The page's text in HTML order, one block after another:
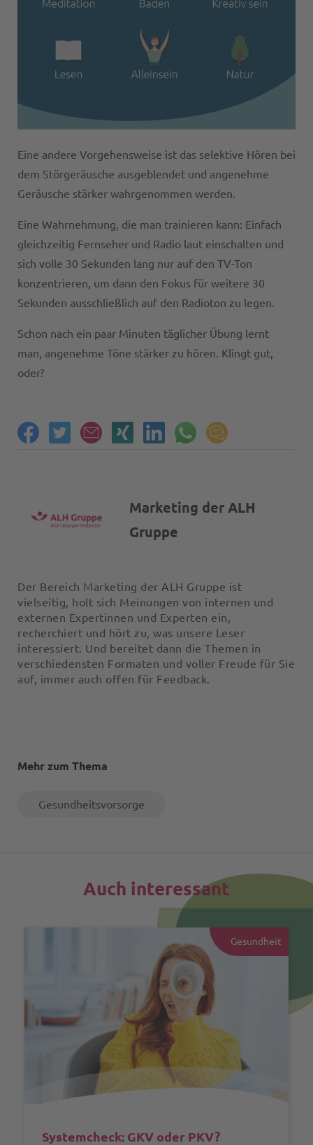
Eine andere Vorgehensweise ist das selektive Hören bei
dem Störgeräusche ausgeblendet und angenehme
Geräusche stärker wahrgenommen werden.
Eine Wahrnehmung, die man trainieren kann: Einfach
gleichzeitig Fernseher und Radio laut einschalten und
sich volle 30 Sekunden lang nur auf den TV-Ton
konzentrieren, um dann den Fokus für weitere 30
Sekunden ausschließlich auf den Radioton zu legen.
Schon nach ein paar Minuten täglicher Übung lernt
man, angenehme Töne stärker zu hören. Klingt gut,
oder?
Marketing der ALH
Gruppe
Der Bereich Marketing der ALH Gruppe ist
vielseitig, holt sich Meinungen von internen und
externen Expertinnen und Experten ein,
recherchiert und hört zu, was unsere Leser
interessiert. Und bereitet dann die Themen in
verschiedensten Formaten und voller Freude für Sie
auf, immer auch offen für Feedback.
Mehr zum Thema
Gesundheitsvorsorge
Auch interessant
Gesundheit
Systemcheck: GKV oder PKV?